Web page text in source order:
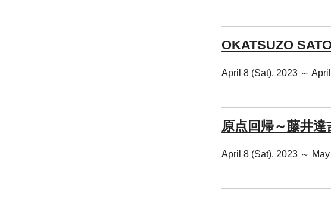
OKATSUZO
April 8 (Sat), 2023 ～
原点回帰～藤井
April 8 (Sat), 2023 ～